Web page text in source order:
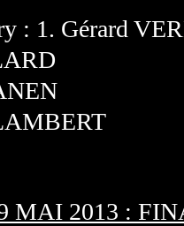
: 1. Gérard
MAI 2013 :